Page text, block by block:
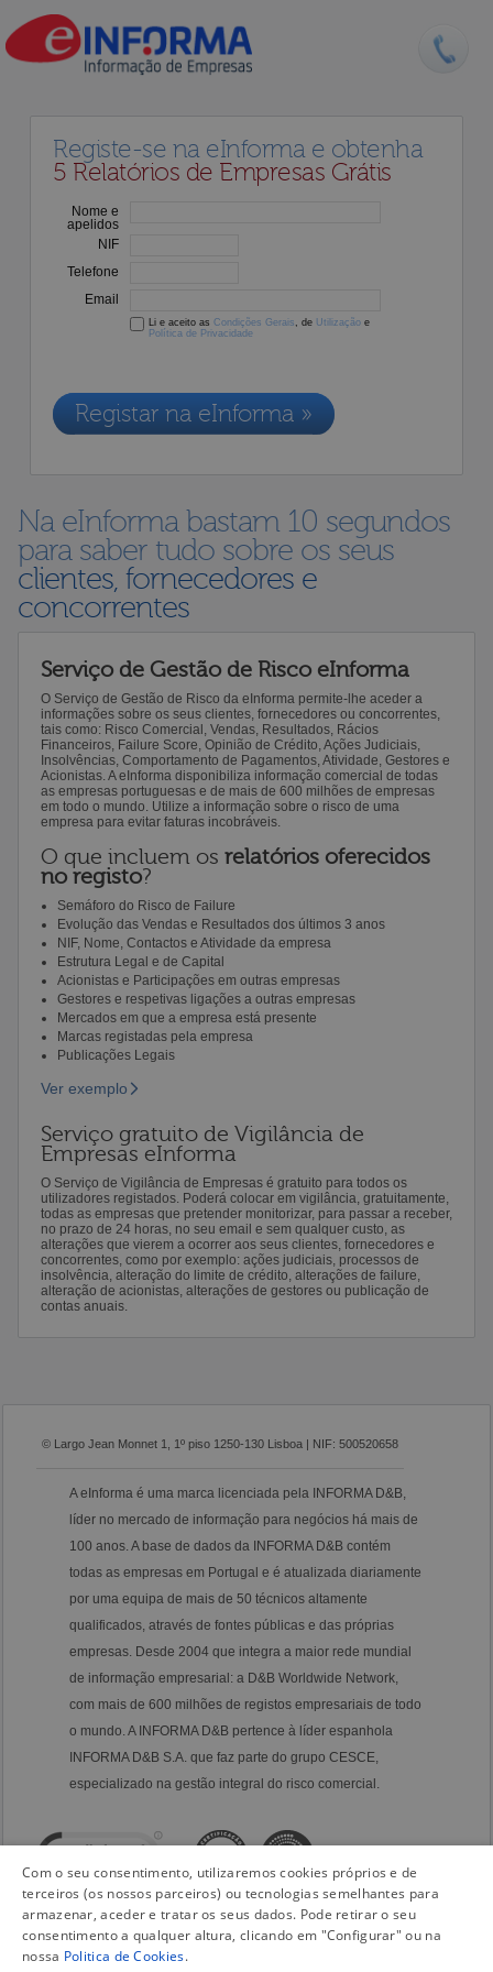
Registe-se na eInforma e obtenha
5 Relatórios de Empresas Grátis
Nome e
apelidos
NIF
Telefone
Email
Li e aceito as Condições Gerais , de Utilização e
Política de Privacidade
Registar na eInforma »
Na eInforma bastam 10 segundos
para saber tudo sobre os seus
clientes, fornecedores e
concorrentes
Serviço de Gestão de Risco eInforma
O Serviço de Gestão de Risco da eInforma permite-lhe aceder a
informações sobre os seus clientes, fornecedores ou concorrentes,
tais como: Risco Comercial, Vendas, Resultados, Rácios
Financeiros, Failure Score, Opinião de Crédito, Ações Judiciais,
Insolvências, Comportamento de Pagamentos, Atividade, Gestores e
Acionistas. A eInforma disponibiliza informação comercial de todas
as empresas portuguesas e de mais de 600 milhões de empresas
em todo o mundo. Utilize a informação sobre o risco de uma
empresa para evitar faturas incobráveis.
O que incluem os relatórios oferecidos
no registo?
Semáforo do Risco de Failure
Evolução das Vendas e Resultados dos últimos 3 anos
NIF, Nome, Contactos e Atividade da empresa
Estrutura Legal e de Capital
Acionistas e Participações em outras empresas
Gestores e respetivas ligações a outras empresas
Mercados em que a empresa está presente
Marcas registadas pela empresa
Publicações Legais
Ver exemplo
Serviço gratuito de Vigilância de
Empresas eInforma
O Serviço de Vigilância de Empresas é gratuito para todos os
utilizadores registados. Poderá colocar em vigilância, gratuitamente,
todas as empresas que pretender monitorizar, para passar a receber,
no prazo de 24 horas, no seu email e sem qualquer custo, as
alterações que vierem a ocorrer aos seus clientes, fornecedores e
concorrentes, como por exemplo: ações judiciais, processos de
insolvência, alteração do limite de crédito, alterações de failure,
alteração de acionistas, alterações de gestores ou publicação de
contas anuais.
© Largo Jean Monnet 1, 1º piso 1250-130 Lisboa | NIF: 500520658
A eInforma é uma marca licenciada pela INFORMA D&B,
líder no mercado de informação para negócios há mais de
100 anos. A base de dados da INFORMA D&B contém
todas as empresas em Portugal e é atualizada diariamente
por uma equipa de mais de 50 técnicos altamente
qualificados, através de fontes públicas e das próprias
empresas. Desde 2004 que integra a maior rede mundial
de informação empresarial: a D&B Worldwide Network,
com mais de 600 milhões de registos empresariais de todo
o mundo. A INFORMA D&B pertence à líder espanhola
INFORMA D&B S.A. que faz parte do grupo CESCE,
especializado na gestão integral do risco comercial.
Com o seu consentimento, utilizaremos cookies próprios e de
terceiros (os nossos parceiros) ou tecnologias semelhantes para
armazenar, aceder e tratar os seus dados. Pode retirar o seu
consentimento a qualquer altura, clicando em "Configurar" ou na
nossa Politica de Cookies.